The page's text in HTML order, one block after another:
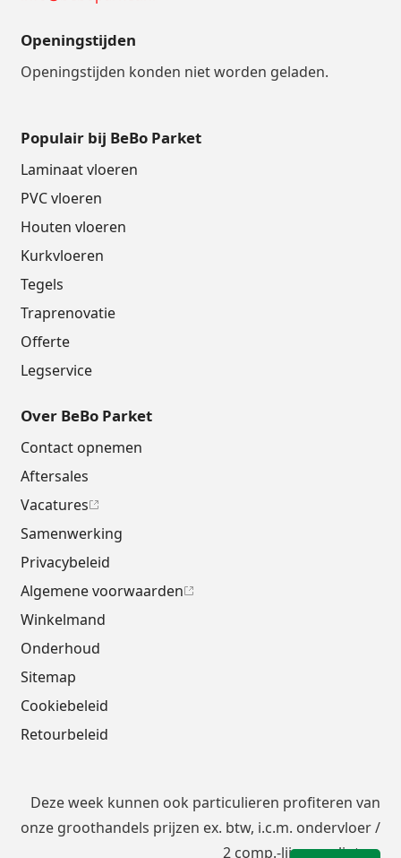
Openingstijden
Openingstijden konden niet worden geladen.
Populair bij BeBo Parket
Laminaat vloeren
PVC vloeren
Houten vloeren
Kurkvloeren
Tegels
Traprenovatie
Offerte
Legservice
Over BeBo Parket
Contact opnemen
Aftersales
Vacatures
Samenwerking
Privacybeleid
Algemene voorwaarden
Winkelmand
Onderhoud
Sitemap
Cookiebeleid
Retourbeleid
Deze week kunnen ook particulieren profiteren van
onze groothandels prijzen ex. btw, i.c.m. ondervloer/
2 comp.-lijm en plinten.